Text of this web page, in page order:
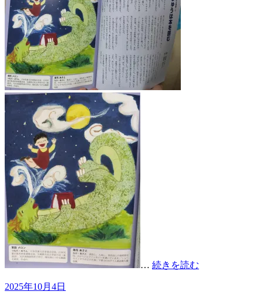
… 続きを読む
投
2025年10月4日